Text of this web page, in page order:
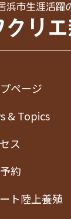
ページ
& Topics
ス
約
ト陸上養殖